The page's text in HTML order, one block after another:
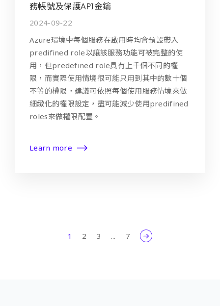
務帳號及保護API金鑰
2024-09-22
Azure環境中每個服務在啟用時均會預設帶入
predifined role以讓該服務功能可被完整的使
用，但predefined role具有上千個不同的權
限，而實際使用情境很可能只用到其中的數十個
不等的權限，建議可依照每個使用服務情境來做
細緻化的權限設定，盡可能減少使用predifined
roles來做權限配置。
Learn more
1 2 3 ... 7